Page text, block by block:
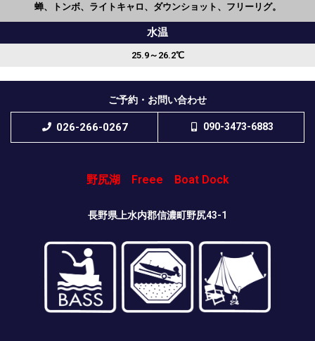
蝉、トンボ、ライトキャロ、ダウンショット、フリーリグ。
水温
25.9～26.2℃
ご予約・お問い合わせ
026-266-0267 090-3473-6883
野尻湖 Freee Boat Dock
長野県上水内郡信濃町野尻43-1